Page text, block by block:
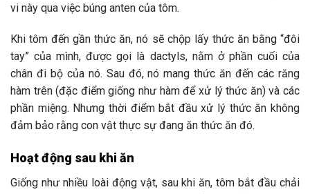
vi này qua việc búng anten của tôm.
Khi tôm đến gần thức ăn, nó sẽ chộp lấy thức ăn bằng “đôi
tay” của mình, được gọi là dactyls, nằm ở phần cuối của
chân đi bộ của nó. Sau đó, nó mang thức ăn đến các răng
hàm trên (đặc điểm giống như hàm để xử lý thức ăn) và các
phần miệng. Nhưng thời điểm bắt đầu xử lý thức ăn không
đảm bảo rằng con vật thực sự đang ăn thức ăn đó.
Hoạt động sau khi ăn
Giống như nhiều loài động vật, sau khi ăn, tôm bắt đầu chải